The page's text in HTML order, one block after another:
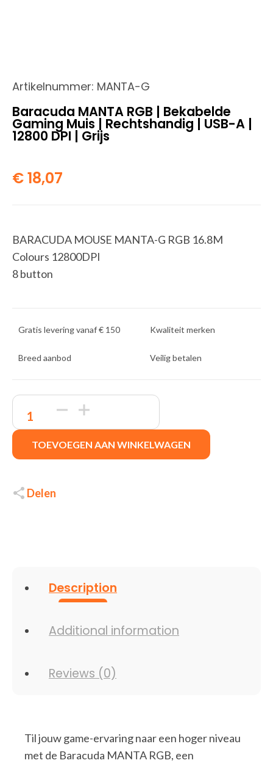
Artikelnummer: MANTA-G
Baracuda MANTA RGB | Bekabelde
Gaming Muis | Rechtshandig | USB-A |
12800 DPI | Grijs
€18,07
BARACUDA MOUSE MANTA-G RGB 16.8M
Colours 12800DPI
8 button
Gratis levering vanaf € 150 Kwaliteit merken
Breed aanbod Veilig betalen
MANTA
RGB
Bekabelde
Gaming
Rechtshandig
quantity
TOEVOEGEN AAN WINKELWAGEN
Delen
Description
Additional information
Reviews (0)
Til jouw game-ervaring naar een hoger niveau
met de Baracuda MANTA RGB, een